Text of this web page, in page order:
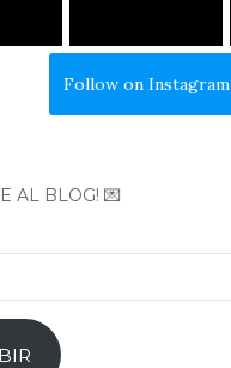
Follow on Instagram
AL BLOG! 💌